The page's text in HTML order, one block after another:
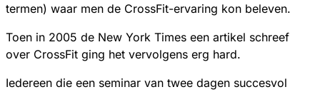
termen) waar men de CrossFit-ervaring kon beleven.
Toen in 2005 de New York Times een artikel schreef
over CrossFit ging het vervolgens erg hard.
Iedereen die een seminar van twee dagen succesvol